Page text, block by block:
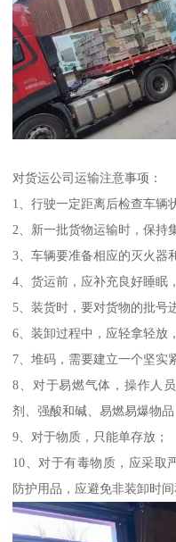
对货运公司运输注意事项：
1、行驶一定距离后检查车辆
2、新一批货物运输时，保持
3、车辆要准备相应的灭火器
4、货运前，应补充良好睡眠
5、装货时，要对货物的批号
6、装卸过程中，应轻拿轻放
7、堆码，需要建立一个坚实
8、对于易燃气体，操作人
剂、强酸和碱、易燃易爆物品
9、对于物质，只能单存放；
10、对于有毒物质，应采取
防护用品，应避免非装卸时间